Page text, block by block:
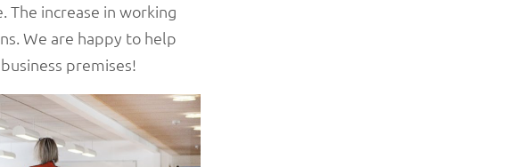
increase in working
We are happy to help
premises!